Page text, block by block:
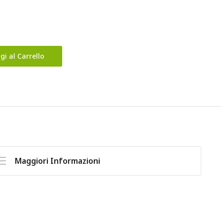
al Carrello
Maggiori Informazioni